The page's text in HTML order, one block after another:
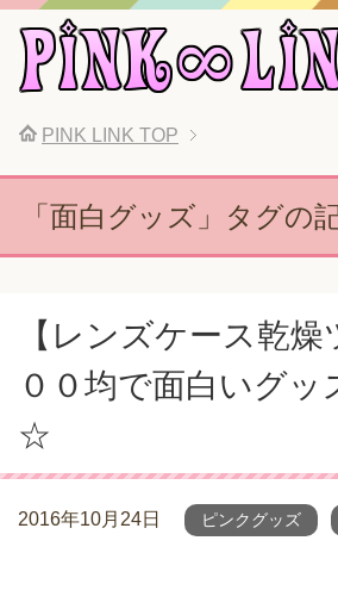
PINK LINK TOP
「面白グッズ」タグの
【レンズケース乾燥
００均で面白いグッ
☆
2016年10月24日 ピンクグッズ